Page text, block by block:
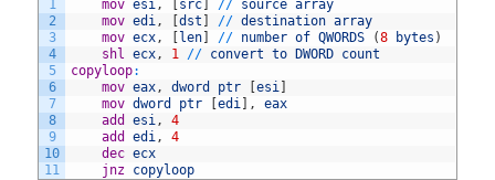
1
2
3
4
5
6
7
8
9
10
11
	mov
esi, src // source array
	mov
edi, [dst // destination array
	mov
ecx, len // number of QWORDS (8 bytes )
	shl
ecx, 1 // convert to DWORD count
copyloop:
	mov
eax, dword ptr [esi
	mov
dword ptr [edi ,
eax
	add
esi,
4
	add
edi,
4
	dec
ecx
	jnz
copyloop